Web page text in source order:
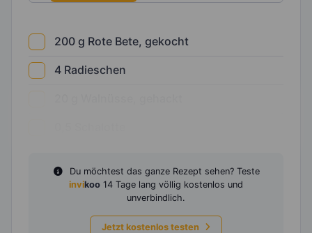
200 g Rote Bete, gekocht
4 Radieschen
Du möchtest das ganze Rezept sehen? Teste
invikoo 14 Tage lang völlig kostenlos und
unverbindlich.
Jetzt kostenlos testen